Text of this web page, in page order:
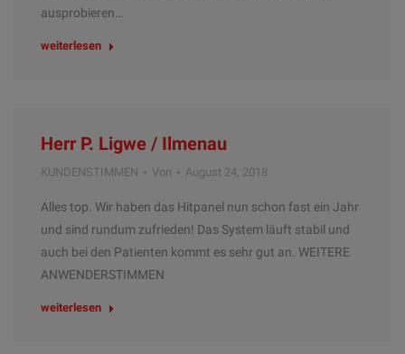
ausprobieren…
weiterlesen
Herr P. Ligwe / Ilmenau
KUNDENSTIMMEN Von August 24, 2018
Alles top. Wir haben das Hitpanel nun schon fast ein Jahr
und sind rundum zufrieden! Das System läuft stabil und
auch bei den Patienten kommt es sehr gut an. WEITERE
ANWENDERSTIMMEN
weiterlesen